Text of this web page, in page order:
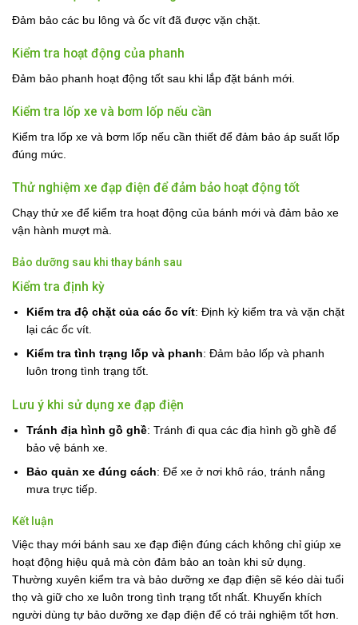
Đảm bảo các bu lông và ốc vít đã được vặn chặt.
Kiểm tra hoạt động của phanh
Đảm bảo phanh hoạt động tốt sau khi lắp đặt bánh mới.
Kiểm tra lốp xe và bơm lốp nếu cần
Kiểm tra lốp xe và bơm lốp nếu cần thiết để đảm bảo áp suất lốp
đúng mức.
Thử nghiệm xe đạp điện để đảm bảo hoạt động tốt
Chạy thử xe để kiểm tra hoạt động của bánh mới và đảm bảo xe
vận hành mượt mà.
Bảo dưỡng sau khi thay bánh sau
Kiểm tra định kỳ
Kiểm tra độ chặt của các ốc vít: Định kỳ kiểm tra và vặn chặt
lại các ốc vít.
Kiểm tra tình trạng lốp và phanh: Đảm bảo lốp và phanh
luôn trong tình trạng tốt.
Lưu ý khi sử dụng xe đạp điện
Tránh địa hình gồ ghề: Tránh đi qua các địa hình gồ ghề để
bảo vệ bánh xe.
Bảo quản xe đúng cách: Để xe ở nơi khô ráo, tránh nắng
mưa trực tiếp.
Kết luận
Việc thay mới bánh sau xe đạp điện đúng cách không chỉ giúp xe
hoạt động hiệu quả mà còn đảm bảo an toàn khi sử dụng.
Thường xuyên kiểm tra và bảo dưỡng xe đạp điện sẽ kéo dài tuổi
thọ và giữ cho xe luôn trong tình trạng tốt nhất. Khuyến khích
người dùng tự bảo dưỡng xe đạp điện để có trải nghiệm tốt hơn.